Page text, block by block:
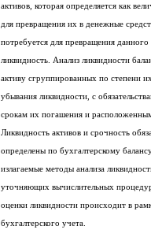
активов, которая определяется как
для превращения их в денежные
потребуется для превращения
ликвидность. Анализ ликвидности
активу сгруппированных по степени
убывания ликвидности, с
срокам их погашения и
Ликвидность активов и срочность
определены по бухгалтерскому
излагаемые методы анализа
уточняющих вычислительных
оценки ликвидности происходит в
бухгалтерского учета.